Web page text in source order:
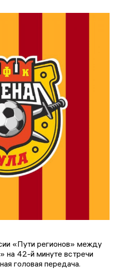
«Пути регионов» между
на 42-й минуте встречи
головая передача.